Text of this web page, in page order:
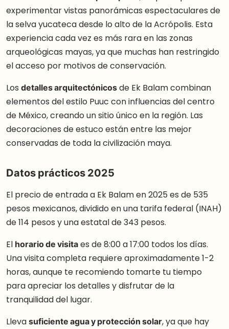
experimentar vistas panorámicas espectaculares de
la selva yucateca desde lo alto de la Acrópolis. Esta
experiencia cada vez es más rara en las zonas
arqueológicas mayas, ya que muchas han restringido
el acceso por motivos de conservación.
Los detalles arquitectónicosde Ek Balam combinan
elementos del estilo Puuc con influencias del centro
de México, creando un sitio único en la región. Las
decoraciones de estuco están entre las mejor
conservadas de toda la civilización maya.
Datos prácticos 2025
El precio de entrada a Ek Balam en 2025 es de 535
pesos mexicanos, dividido en una tarifa federal (INAH)
de 114 pesos y una estatal de 343 pesos.
El horario de visitaes de 8:00 a 17:00 todos los días.
Una visita completa requiere aproximadamente 1-2
horas, aunque te recomiendo tomarte tu tiempo
para apreciar los detalles y disfrutar de la
tranquilidad del lugar.
Llevasuficiente agua y protección solar, ya que hay